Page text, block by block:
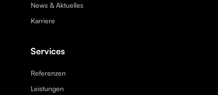
News & Aktuelles
Karriere
Services
Referenzen
Leistungen